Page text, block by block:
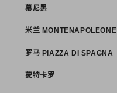
慕尼黑
米兰 MONTENAPOLEONE
罗马 PIAZZA DI SPAGNA
蒙特卡罗